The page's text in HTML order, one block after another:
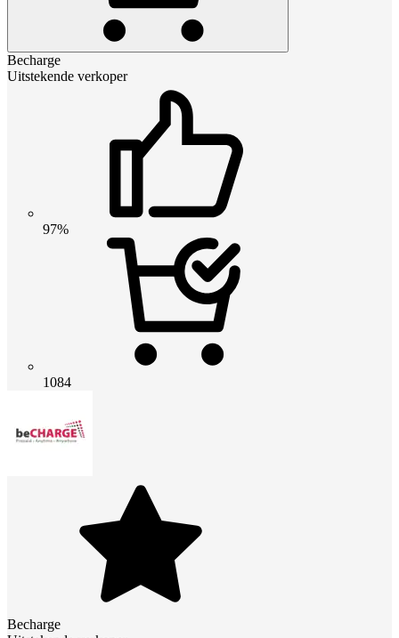
Becharge
Uitstekende verkoper
97%
1084
Becharge